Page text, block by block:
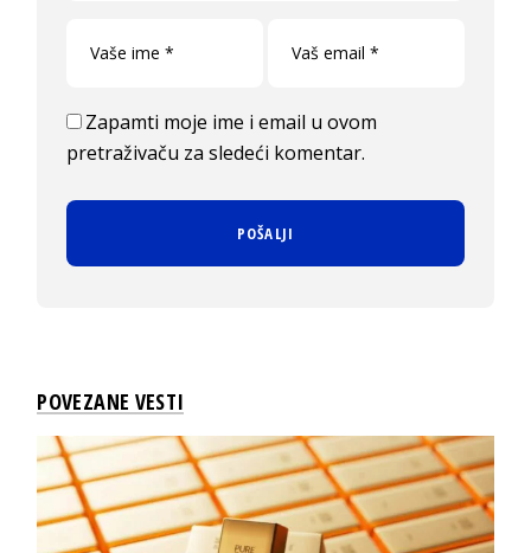
Zapamti moje ime i email u ovom
pretraživaču za sledeći komentar.
POVEZANE VESTI